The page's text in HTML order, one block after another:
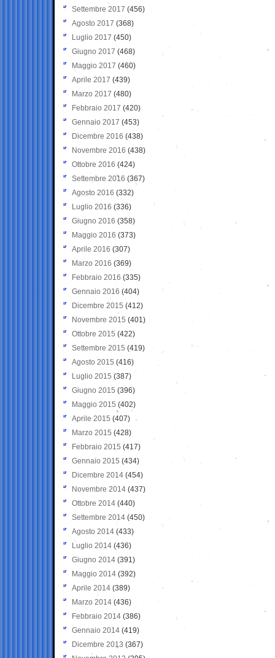
Settembre 2017 (456)
Agosto 2017 (368)
Luglio 2017 (450)
Giugno 2017 (468)
Maggio 2017 (460)
Aprile 2017 (439)
Marzo 2017 (480)
Febbraio 2017 (420)
Gennaio 2017 (453)
Dicembre 2016 (438)
Novembre 2016 (438)
Ottobre 2016 (424)
Settembre 2016 (367)
Agosto 2016 (332)
Luglio 2016 (336)
Giugno 2016 (358)
Maggio 2016 (373)
Aprile 2016 (307)
Marzo 2016 (369)
Febbraio 2016 (335)
Gennaio 2016 (404)
Dicembre 2015 (412)
Novembre 2015 (401)
Ottobre 2015 (422)
Settembre 2015 (419)
Agosto 2015 (416)
Luglio 2015 (387)
Giugno 2015 (396)
Maggio 2015 (402)
Aprile 2015 (407)
Marzo 2015 (428)
Febbraio 2015 (417)
Gennaio 2015 (434)
Dicembre 2014 (454)
Novembre 2014 (437)
Ottobre 2014 (440)
Settembre 2014 (450)
Agosto 2014 (433)
Luglio 2014 (436)
Giugno 2014 (391)
Maggio 2014 (392)
Aprile 2014 (389)
Marzo 2014 (436)
Febbraio 2014 (386)
Gennaio 2014 (419)
Dicembre 2013 (367)